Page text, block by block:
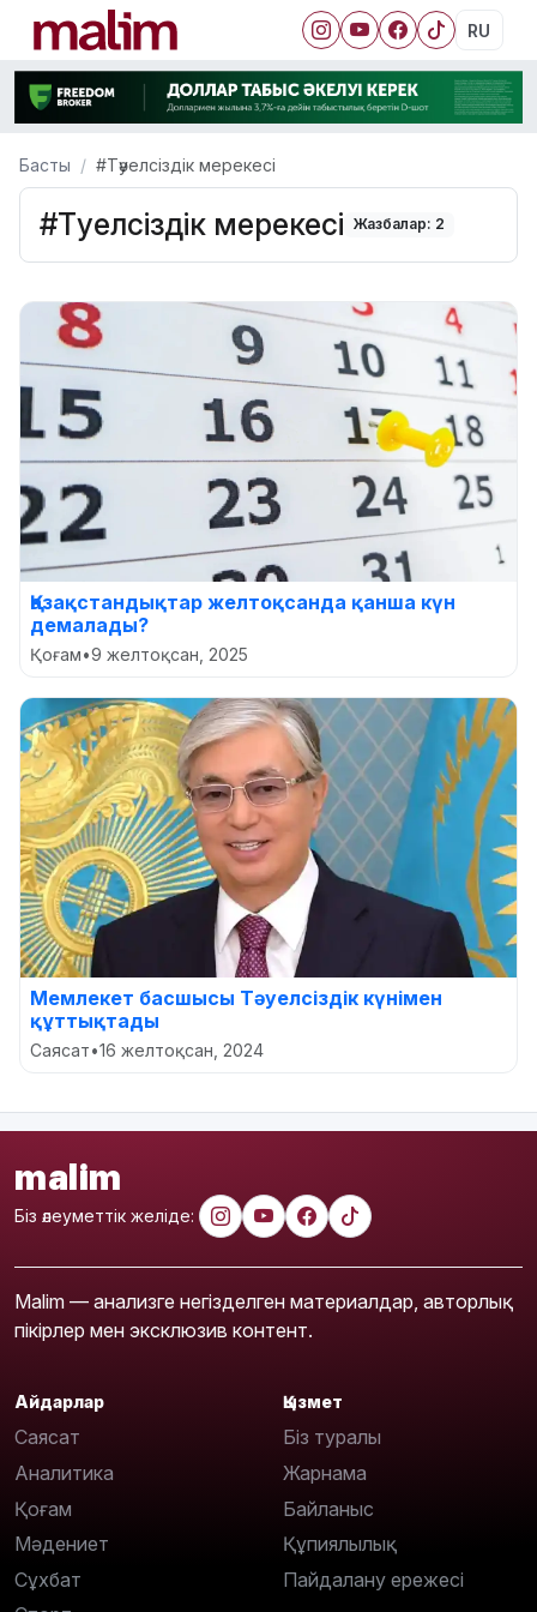
RU
Басты #Тәуелсіздік мерекесі
#Тәуелсіздік мерекесі Жазбалар: 2
Қазақстандықтар желтоқсанда қанша күн
демалады?
Қоғам•9 желтоқсан, 2025
Мемлекет басшысы Тәуелсіздік күнімен
құттықтады
Саясат•16 желтоқсан, 2024
malim
Біз әлеуметтік желіде:
Malim — анализге негізделген материалдар, авторлық
пікірлер мен эксклюзив контент.
Айдарлар
Саясат
Аналитика
Қоғам
Мәдениет
Сұхбат
Қызмет
Біз туралы
Жарнама
Байланыс
Құпиялылық
Пайдалану ережесі